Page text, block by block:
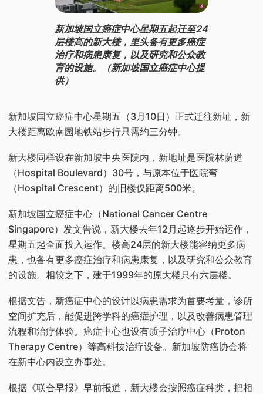
新加坡国立癌症中心星期五起迁至24
层楼高的新大楼，里头备有更多癌症
治疗和病患康复，以及研究和公众教
育的设施。（新加坡国立癌症中心提
供）
新加坡国立癌症中心星期五（3月10日）正式迁往新址，新
大楼距离欧南园地铁站步行只需约三分钟。
新大楼同样设在新加坡中央医院内，新地址是医院林荫道
（Hospital Boulevard）30号，与原本位于医院弯
（Hospital Crescent）的旧楼仅距离500米。
新加坡国立癌症中心（National Cancer Centre
Singapore）发文告说，新大楼去年12月起逐步开始运作，
星期五起全面投入运作。楼高24层的新大楼能容纳更多病
患，也备有更多癌症治疗和病患康复，以及研究和公众教育
的设施。相较之下，建于1999年的原大楼只有六层楼。
根据文告，新癌症中心的设计以病患需求为首要考量，诊所
空间扩充后，能促进跨学科的癌症护理，以及改善病患管理
流程和治疗体验。癌症中心也设有质子治疗中心（Proton
Therapy Centre）等高科技治疗设备。新加坡防癌协会将
在新中心内设立办事处。
根据《联合早报》早前报道，新大楼会按照癌症种类，把相